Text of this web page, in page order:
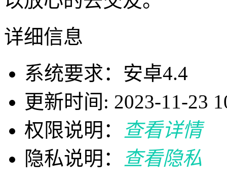
详细信息
系统要求：安卓4.4
更新时间: 2023-11-23
权限说明：
查看详情
隐私说明：
查看隐私